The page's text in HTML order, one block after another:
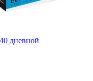
дневной